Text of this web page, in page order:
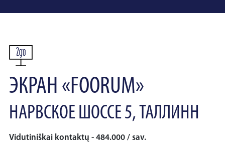
ЭКРАН «FOORUM»
НАРВСКОЕ ШОССЕ 5, ТАЛЛИНН
Vidutiniškai kontaktų - 484.000 / sav.